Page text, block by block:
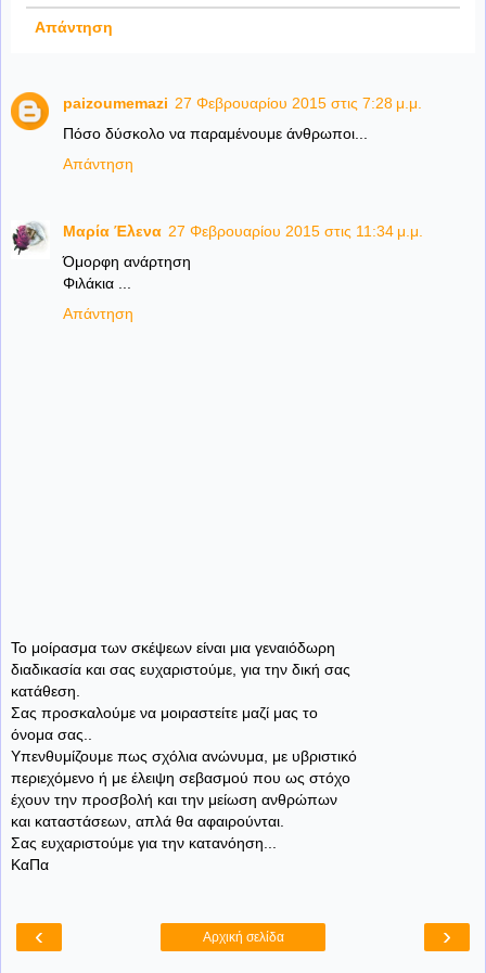
Απάντηση
paizoumemazi 27 Φεβρουαρίου 2015 στις 7:28 μ.μ.
Πόσο δύσκολο να παραμένουμε άνθρωποι...
Απάντηση
Μαρία Έλενα 27 Φεβρουαρίου 2015 στις 11:34 μ.μ.
Όμορφη ανάρτηση
Φιλάκια ...
Απάντηση
Το μοίρασμα των σκέψεων είναι μια γεναιόδωρη
διαδικασία και σας ευχαριστούμε, για την δική σας
κατάθεση.
Σας προσκαλούμε να μοιραστείτε μαζί μας το
όνομα σας..
Υπενθυμίζουμε πως σχόλια ανώνυμα, με υβριστικό
περιεχόμενο ή με έλειψη σεβασμού που ως στόχο
έχουν την προσβολή και την μείωση ανθρώπων
και καταστάσεων, απλά θα αφαιρούνται.
Σας ευχαριστούμε για την κατανόηση...
ΚαΠα
‹ ›
Αρχική σελίδα